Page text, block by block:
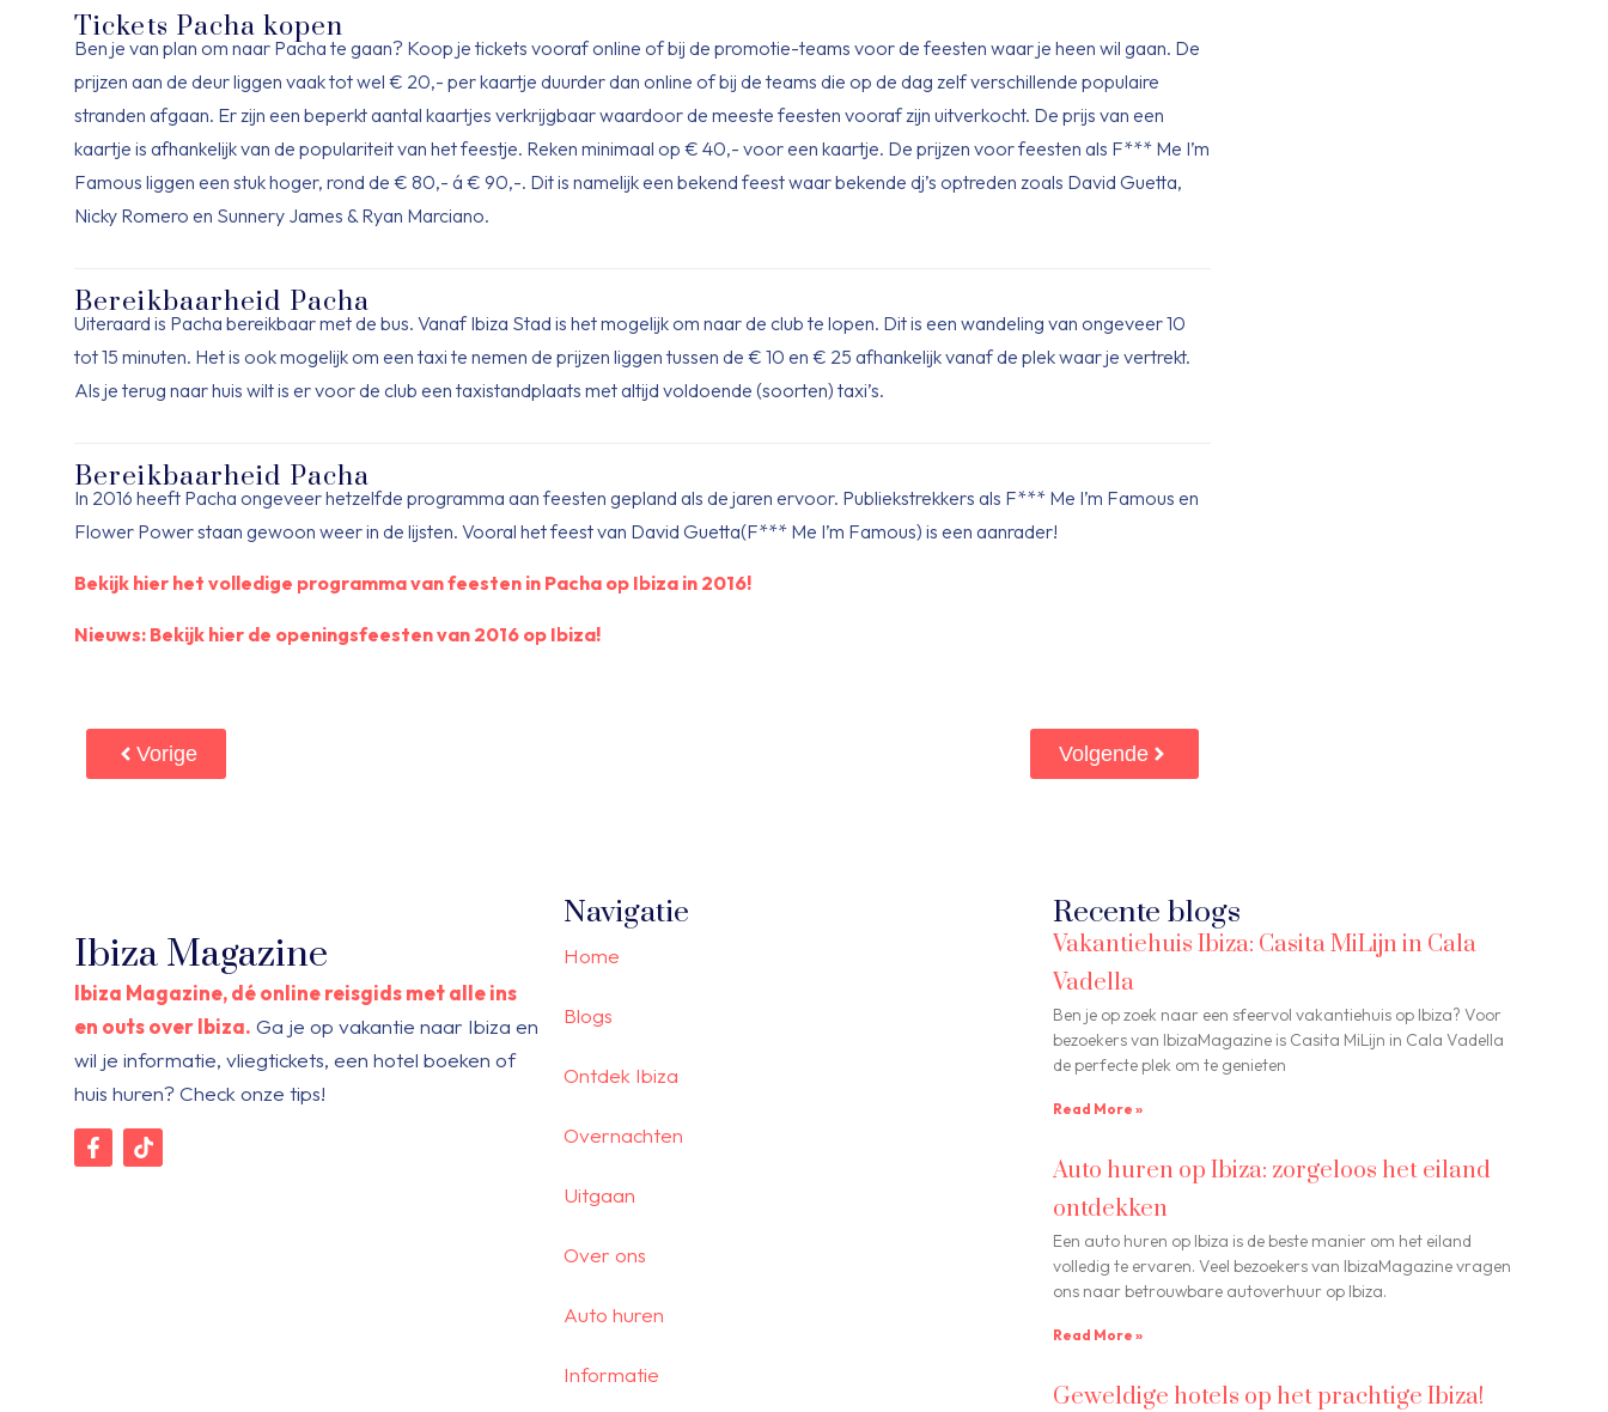
Tickets Pacha kopen
Ben je van plan om naar Pacha te gaan? Koop je tickets vooraf online of bij de promotie-teams voor de feesten waar je heen wil gaan. De
prijzen aan de deur liggen vaak tot wel € 20,- per kaartje duurder dan online of bij de teams die op de dag zelf verschillende populaire
stranden afgaan. Er zijn een beperkt aantal kaartjes verkrijgbaar waardoor de meeste feesten vooraf zijn uitverkocht. De prijs van een
kaartje is afhankelijk van de populariteit van het feestje. Reken minimaal op € 40,- voor een kaartje. De prijzen voor feesten als F*** Me I’m
Famous liggen een stuk hoger, rond de € 80,- á € 90,-. Dit is namelijk een bekend feest waar bekende dj’s optreden zoals David Guetta,
Nicky Romero en Sunnery James & Ryan Marciano.
Bereikbaarheid Pacha
Uiteraard is Pacha bereikbaar met de bus. Vanaf Ibiza Stad is het mogelijk om naar de club te lopen. Dit is een wandeling van ongeveer 10
tot 15 minuten. Het is ook mogelijk om een taxi te nemen de prijzen liggen tussen de € 10 en € 25 afhankelijk vanaf de plek waar je vertrekt.
Als je terug naar huis wilt is er voor de club een taxistandplaats met altijd voldoende (soorten) taxi’s.
Bereikbaarheid Pacha
In 2016 heeft Pacha ongeveer hetzelfde programma aan feesten gepland als de jaren ervoor. Publiekstrekkers als F*** Me I’m Famous en
Flower Power staan gewoon weer in de lijsten. Vooral het feest van David Guetta(F*** Me I’m Famous) is een aanrader!
Bekijk hier het volledige programma van feesten in Pacha op Ibiza in 2016!
Nieuws: Bekijk hier de openingsfeesten van 2016 op Ibiza!
Vorige Volgende
Ibiza Magazine
Ibiza Magazine, dé online reisgids met alle ins
en outs over Ibiza. Ga je op vakantie naar Ibiza en
wil je informatie, vliegtickets, een hotel boeken of
huis huren? Check onze tips!
Navigatie
Home
Blogs
Ontdek Ibiza
Overnachten
Uitgaan
Over ons
Auto huren
Informatie
Recente blogs
Vakantiehuis Ibiza: Casita MiLijn in Cala
Vadella
Ben je op zoek naar een sfeervol vakantiehuis op Ibiza? Voor
bezoekers van IbizaMagazine is Casita MiLijn in Cala Vadella
de perfecte plek om te genieten
Read More »
Auto huren op Ibiza: zorgeloos het eiland
ontdekken
Een auto huren op Ibiza is de beste manier om het eiland
volledig te ervaren. Veel bezoekers van IbizaMagazine vragen
ons naar betrouwbare autoverhuur op Ibiza.
Read More »
Geweldige hotels op het prachtige Ibiza!